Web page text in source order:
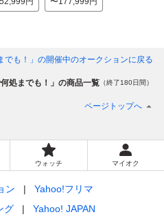
も！」 の開催中のオークションに戻る
処までも！」の商品一覧 （終了180日間）
ページトップへ
ウォッチ マイオク
ン
Yahoo!フリマ
グ
Yahoo! JAPAN